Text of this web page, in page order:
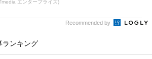
エンタープライズ)
Recommended by
ンキング